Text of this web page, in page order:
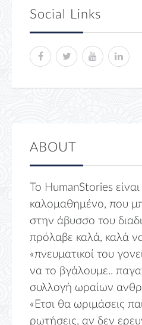
Social Links
ABOUT
Το HumanStories είναι
καλομαθημένο, που
στην άβυσσο του
πρόλαβε καλά, καλά
«πνευματικοί του
να το βγάλουμε..
συλλογή ωραίων
«Ετσι θα ωριμάσεις
ρωτήσεις, αν δεν